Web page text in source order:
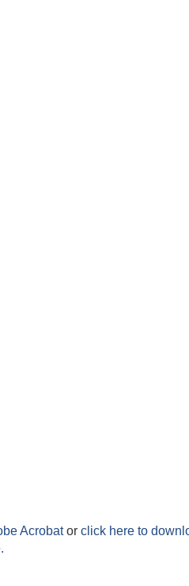
Acrobator click here to